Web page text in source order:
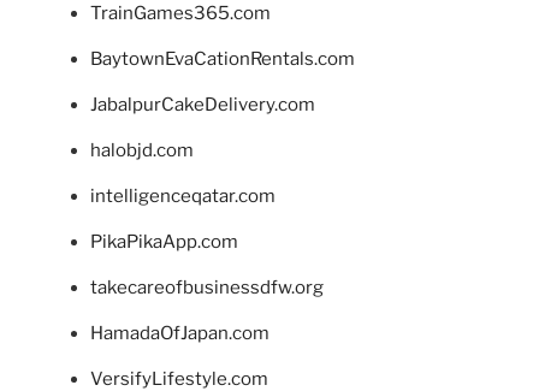
TrainGames365.com
BaytownEvaCationRentals.com
JabalpurCakeDelivery.com
halobjd.com
intelligenceqatar.com
PikaPikaApp.com
takecareofbusinessdfw.org
HamadaOfJapan.com
VersifyLifestyle.com